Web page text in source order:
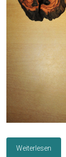
Weiterlesen